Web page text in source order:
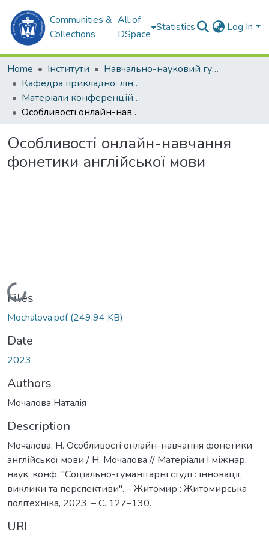
Communities &
Collections
All of
DSpace
Statistics Log In
Home Інститути
Навчально-науковий гуманітарний інститут (ННГІ)
Кафедра прикладної лінгвістики (ПЛ)
Матеріали конференцій (ПЛ)
Особливості онлайн-навчання фонетики англійської мови
Особливості онлайн-навчання
фонетики англійської мови
Loading...
Files
Mochalova.pdf(249.94 KB)
Date
2023
Authors
Мочалова Наталія
Description
Мочалова, Н. Особливості онлайн-навчання фонетики
англійської мови / Н. Мочалова // Матеріали I міжнар.
наук. конф. "Соціально-гуманітарні студії: інновації,
виклики та перспективи". – Житомир : Житомирська
політехніка, 2023. – С. 127–130.
URI